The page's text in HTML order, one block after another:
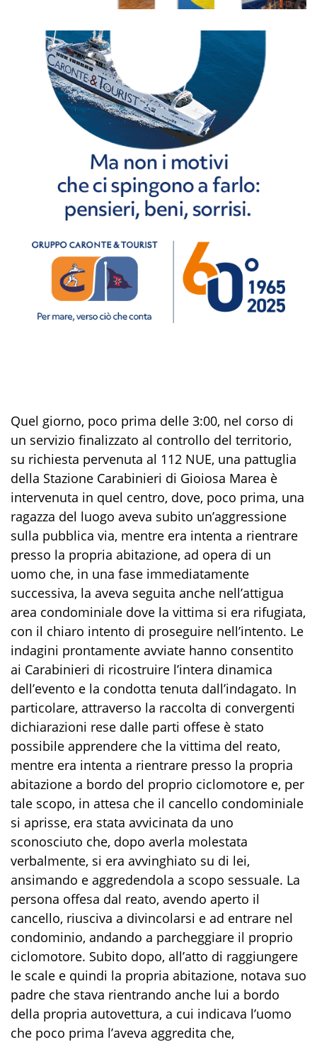
Quel giorno, poco prima delle 3:00, nel corso di
un servizio finalizzato al controllo del territorio,
su richiesta pervenuta al 112 NUE, una pattuglia
della Stazione Carabinieri di Gioiosa Marea è
intervenuta in quel centro, dove, poco prima, una
ragazza del luogo aveva subito un’aggressione
sulla pubblica via, mentre era intenta a rientrare
presso la propria abitazione, ad opera di un
uomo che, in una fase immediatamente
successiva, la aveva seguita anche nell’attigua
area condominiale dove la vittima si era rifugiata,
con il chiaro intento di proseguire nell’intento. Le
indagini prontamente avviate hanno consentito
ai Carabinieri di ricostruire l’intera dinamica
dell’evento e la condotta tenuta dall’indagato. In
particolare, attraverso la raccolta di convergenti
dichiarazioni rese dalle parti offese è stato
possibile apprendere che la vittima del reato,
mentre era intenta a rientrare presso la propria
abitazione a bordo del proprio ciclomotore e, per
tale scopo, in attesa che il cancello condominiale
si aprisse, era stata avvicinata da uno
sconosciuto che, dopo averla molestata
verbalmente, si era avvinghiato su di lei,
ansimando e aggredendola a scopo sessuale. La
persona offesa dal reato, avendo aperto il
cancello, riusciva a divincolarsi e ad entrare nel
condominio, andando a parcheggiare il proprio
ciclomotore. Subito dopo, all’atto di raggiungere
le scale e quindi la propria abitazione, notava suo
padre che stava rientrando anche lui a bordo
della propria autovettura, a cui indicava l’uomo
che poco prima l’aveva aggredita che,